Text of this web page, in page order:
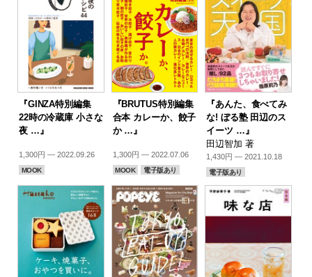
『GINZA特別編集
22時の冷蔵庫 小さな
夜 …』
1,300円 — 2022.09.26
MOOK
『BRUTUS特別編集
合本 カレーか、餃子
か …』
1,300円 — 2022.07.06
MOOK 電子版あり
『あんた、食べてみ
な! ぼる塾 田辺のス
イーツ …』
田辺智加 著
1,430円 — 2021.10.18
電子版あり